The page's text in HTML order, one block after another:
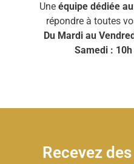
Une équipe dédiée
répondre à toutes
Du Mardi au
Samedi :
Recevez